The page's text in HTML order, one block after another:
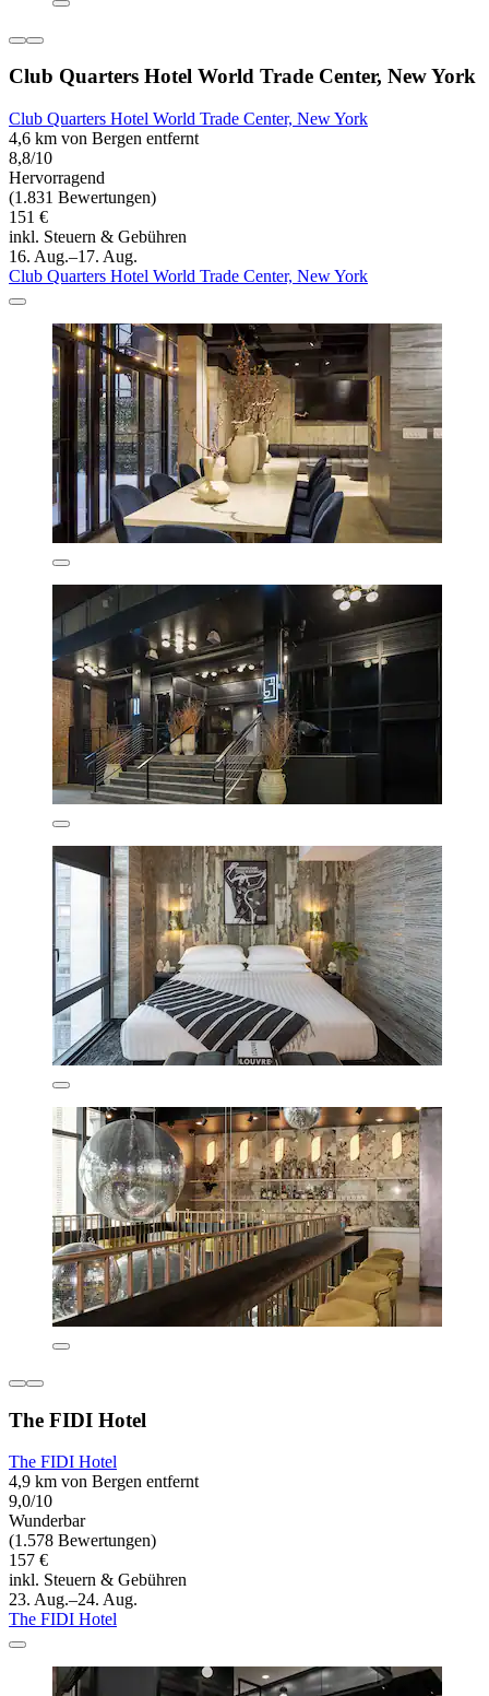
Club Quarters Hotel World Trade Center, New York
Club Quarters Hotel World Trade Center, New York
4,6 km von Bergen entfernt
8,8/10
Hervorragend
(1.831 Bewertungen)
151 €
inkl. Steuern & Gebühren
16. Aug.–17. Aug.
Club Quarters Hotel World Trade Center, New York
The FIDI Hotel
The FIDI Hotel
4,9 km von Bergen entfernt
9,0/10
Wunderbar
(1.578 Bewertungen)
157 €
inkl. Steuern & Gebühren
23. Aug.–24. Aug.
The FIDI Hotel